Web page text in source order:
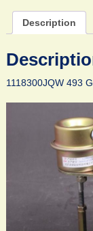
Description
1118300JQW 493